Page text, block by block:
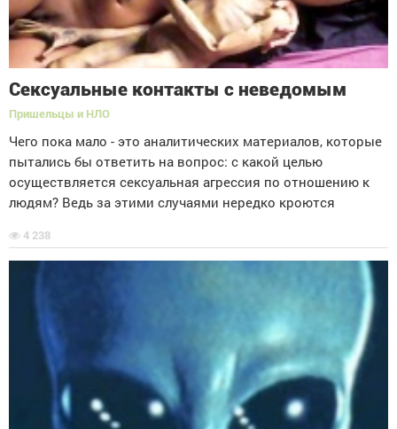
Сексуальные контакты с неведомым
Пришельцы и НЛО
Чего пока мало - это аналитических материалов, которые
пытались бы ответить на вопрос: с какой целью
осуществляется сексуальная агрессия по отношению к
людям? Ведь за этими случаями нередко кроются
4 238